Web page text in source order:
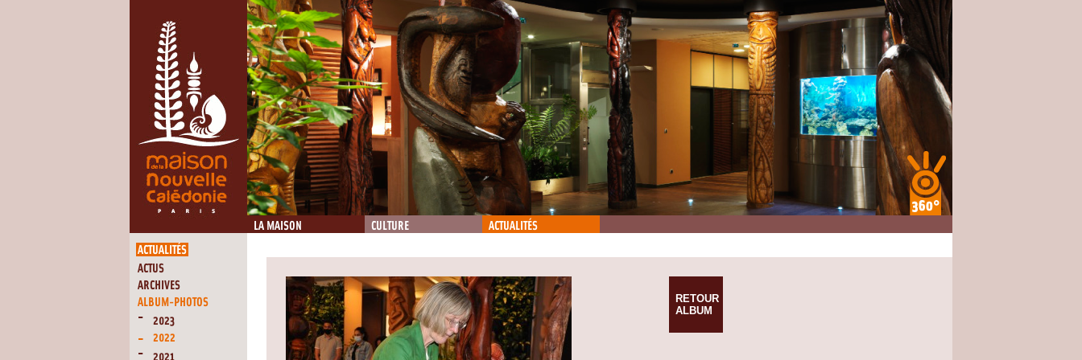
LA MAISON CULTURE
ACTUALITÉS
ACTUALITÉS
ACTUS
ARCHIVES
ALBUM-PHOTOS
2023
2022
2021
RETOUR
ALBUM